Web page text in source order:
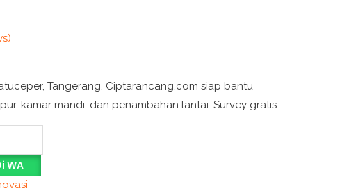
Tangerang. Ciptarancang.com siap bantu
kamar mandi, dan penambahan lantai. Survey gratis
WA